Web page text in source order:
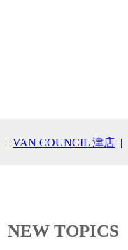
VAN COUNCIL 津店
NEW TOPICS